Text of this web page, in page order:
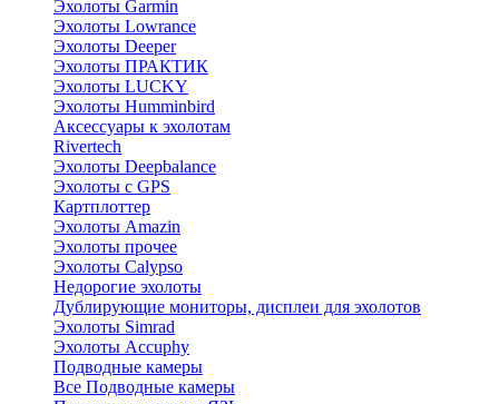
Эхолоты Garmin
Эхолоты Lowrance
Эхолоты Deeper
Эхолоты ПРАКТИК
Эхолоты LUCKY
Эхолоты Humminbird
Аксессуары к эхолотам
Rivertech
Эхолоты Deepbalance
Эхолоты с GPS
Картплоттер
Эхолоты Amazin
Эхолоты прочее
Эхолоты Calypso
Недорогие эхолоты
Дублирующие мониторы, дисплеи для эхолотов
Эхолоты Simrad
Эхолоты Accuphy
Подводные камеры
Все Подводные камеры